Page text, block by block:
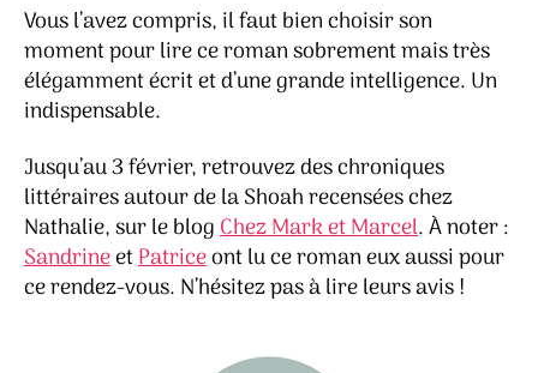
Vous l’avez compris, il faut bien choisir son
moment pour lire ce roman sobrement mais très
élégamment écrit et d’une grande intelligence. Un
indispensable.
Jusqu’au 3 février, retrouvez des chroniques
littéraires autour de la Shoah recensées chez
Nathalie, sur le blogChez Mark et Marcel. À noter :
SandrineetPatriceont lu ce roman eux aussi pour
ce rendez-vous. N’hésitez pas à lire leurs avis !